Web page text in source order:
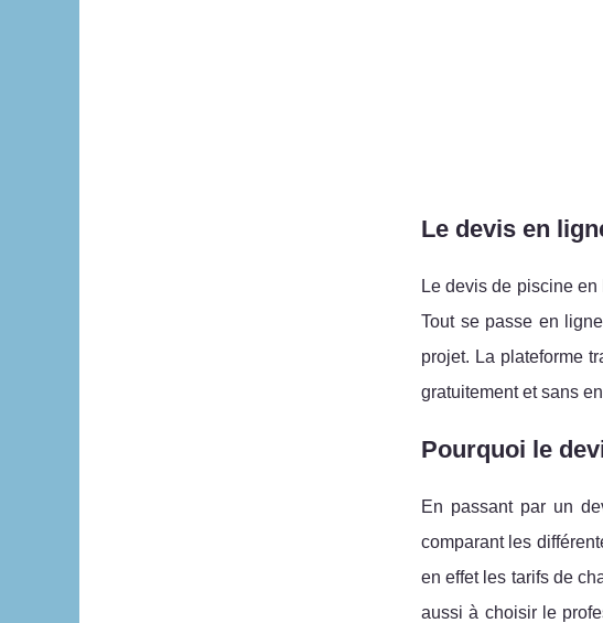
Le devis en
Le devis de piscine
Tout se passe en
projet. La plateforme
gratuitement et sans
Pourquoi le
En passant par un
comparant les
en effet les tarifs de
aussi à choisir le